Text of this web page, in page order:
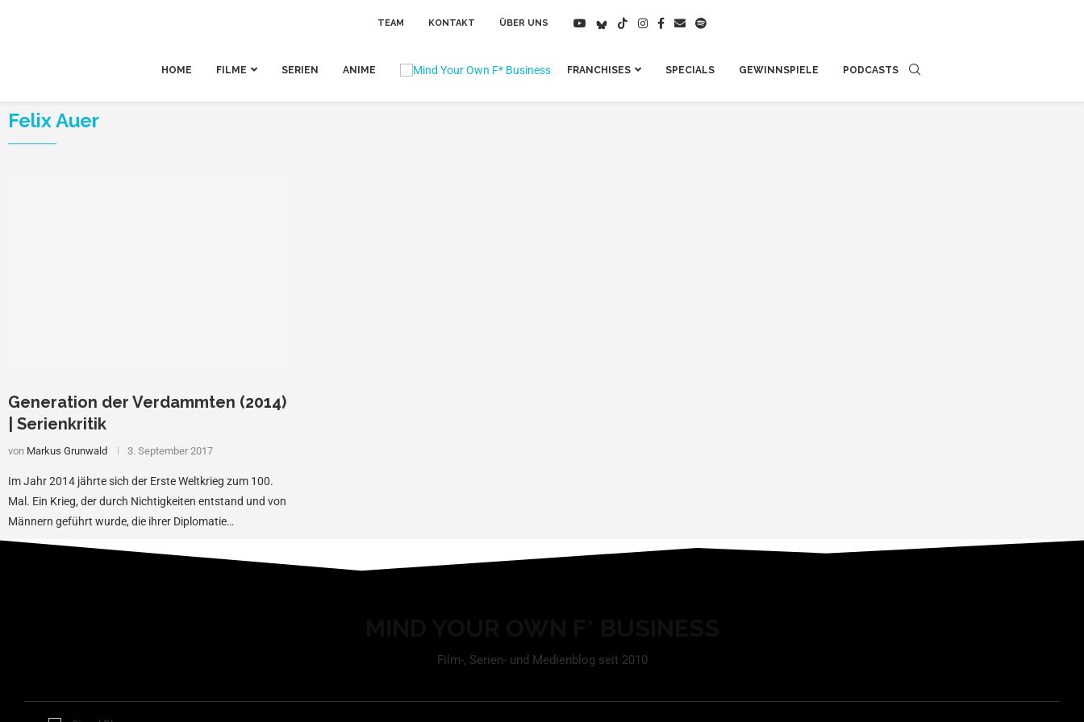
TEAM KONTAKT ÜBER UNS
HOME FILME SERIEN ANIME FRANCHISES SPECIALS GEWINNSPIELE PODCASTS
Felix Auer
Generation der Verdammten (2014)
| Serienkritik
von Markus Grunwald 3. September 2017
Im Jahr 2014 jährte sich der Erste Weltkrieg zum 100.
Mal. Ein Krieg, der durch Nichtigkeiten entstand und von
Männern geführt wurde, die ihrer Diplomatie…
Film-, Serien- und Medienblog seit 2010